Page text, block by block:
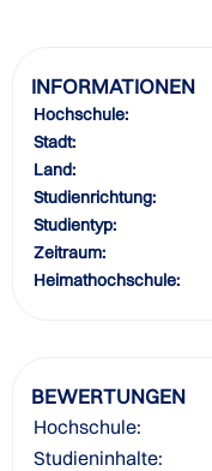
INFORMATIONEN
Hochschule:
Stadt:
Land:
Studienrichtung:
Studientyp:
Zeitraum:
Heimathochschule:
BEWERTUNGEN
Hochschule:
Studieninhalte: